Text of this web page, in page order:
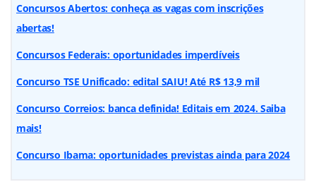
Concursos Abertos: conheça as vagas com inscrições
abertas!
Concursos Federais: oportunidades imperdíveis
Concurso TSE Unificado: edital SAIU! Até R$ 13,9 mil
Concurso Correios: banca definida! Editais em 2024. Saiba
mais!
Concurso Ibama: oportunidades previstas ainda para 2024